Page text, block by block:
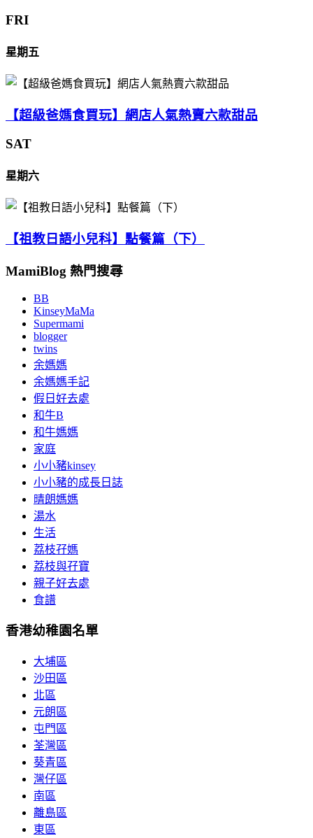
FRI
星期五
【超級爸媽食買玩】網店人氣熱賣六款甜品
SAT
星期六
【祖教日語小兒科】點餐篇（下）
MamiBlog 熱門搜尋
BB
KinseyMaMa
Supermami
blogger
twins
余媽媽
余媽媽手記
假日好去處
和牛B
和牛媽媽
家庭
小小豬kinsey
小小豬的成長日誌
晴朗媽媽
湯水
生活
荔枝孖媽
荔枝與孖寶
親子好去處
食譜
香港幼稚園名單
大埔區
沙田區
北區
元朗區
屯門區
荃灣區
葵青區
灣仔區
南區
離島區
東區